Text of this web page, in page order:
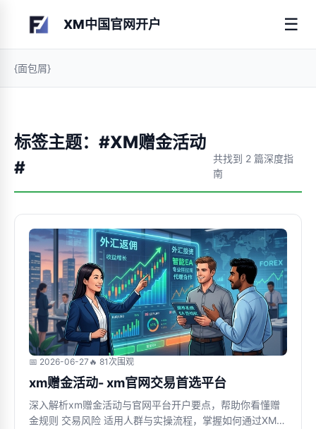
XM中国官网开户 ☰
{面包屑}
标签主题：#XM赠金活动
#
共找到 2 篇深度指
南
📅 2026-06-27 🔥 81次围观
xm赠金活动- xm官网交易首选平台
深入解析xm赠金活动与官网平台开户要点，帮助你看懂赠
金规则 交易风险 适用人群与实操流程，掌握如何通过XM开